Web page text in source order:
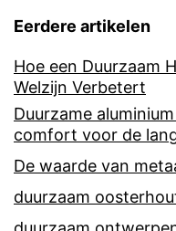
Eerdere artikelen
Hoe een Duurzaam
Welzijn Verbetert
Duurzame
comfort voor de
De waarde van
duurzaam